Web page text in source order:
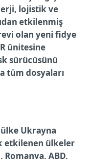
lojistik ve
etkilenmiş
olan yeni fidye
ünitesine
sürücüsünü
tüm dosyaları
Ukrayna
etkilenen ülkeler
Romanya, ABD,